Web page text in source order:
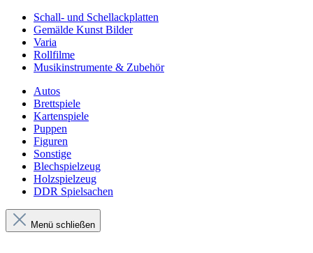
Schall- und Schellackplatten
Gemälde Kunst Bilder
Varia
Rollfilme
Musikinstrumente & Zubehör
Autos
Brettspiele
Kartenspiele
Puppen
Figuren
Sonstige
Blechspielzeug
Holzspielzeug
DDR Spielsachen
Menü schließen